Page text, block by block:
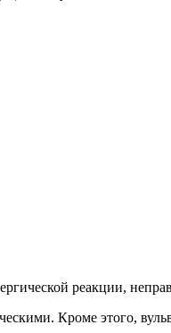
реакции,
Кроме этого,